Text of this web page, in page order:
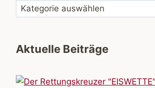
Aktuelle Beiträge